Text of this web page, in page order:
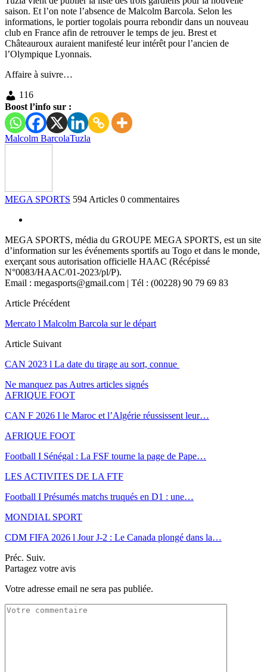
saison. Et l’on note l’absence de Malcolm Barcola. Selon les
informations, le portier togolais pourra rebondir dans un nouveau
club en France afin de retrouver le temps de jeu. Brest et
Châteauroux auraient manifesté leur intérêt pour l’ancien de
l’Olympique Lyonnais.
Affaire à suivre…
116
Boost l’info sur :
Malcolm BarcolaTuzla
MEGA SPORTS 594 Articles 0 commentaires
MEGA SPORTS, média du GROUPE MEGA SPORTS, est un site
d’information sur les événements sportifs au Togo et dans le monde,
exerçant sous autorisation officielle HAAC (Récépissé
N°0083/HAAC/01-2023/pl/P).
Email : megasports@gmail.com | Tél : (00228) 90 79 69 83
Article Précédent
Mercato l Malcolm Barcola sur le départ
Article Suivant
CAN 2023 l La date du tirage au sort, connue
Ne manquez pas Autres articles signés
AFRIQUE FOOT
CAN F 2026 I le Maroc et l’Algérie réussissent leur…
AFRIQUE FOOT
Football I Sénégal : La FSF tourne la page de Pape…
LES ACTIVITES DE LA FTF
Football I Présumés matchs truqués en D1 : une…
MONDIAL SPORT
CDM FIFA 2026 l Jour J-2 : Le Canada plongé dans la…
Préc. Suiv.
Partagez votre avis
Votre adresse email ne sera pas publiée.